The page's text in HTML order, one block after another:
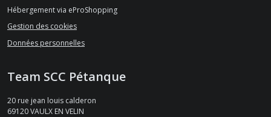
Hébergement via eProShopping
Gestion des cookies
Données personnelles
Team SCC Pétanque
20 rue jean louis calderon
69120VAULX EN VELIN